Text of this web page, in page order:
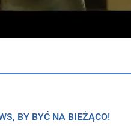
BY BYĆ NA BIEŻĄCO!